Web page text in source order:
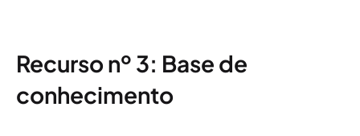
Recurso nº 3: Base de
conhecimento